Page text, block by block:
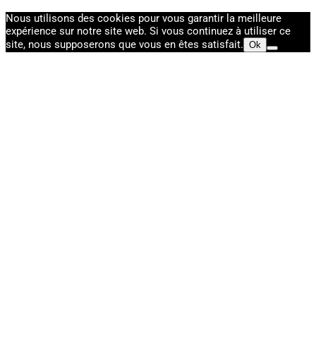
Nous utilisons des cookies pour vous garantir la meilleure
expérience sur notre site web. Si vous continuez à utiliser ce
site, nous supposerons que vous en êtes satisfait. Ok